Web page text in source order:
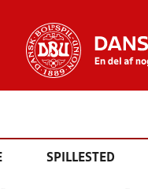
SPILLESTED